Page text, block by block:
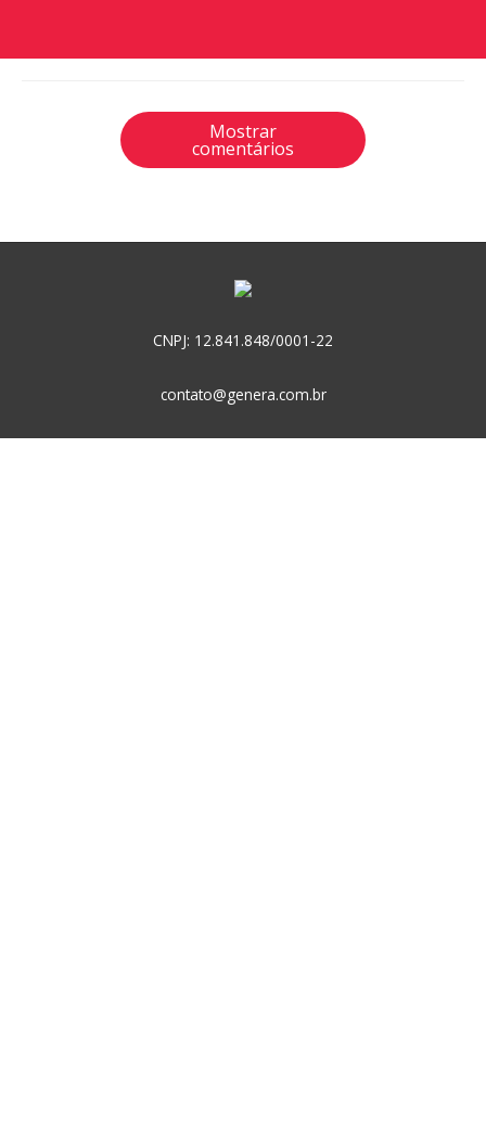
Mostrar
comentários
CNPJ: 12.841.848/0001-22
contato@genera.com.br